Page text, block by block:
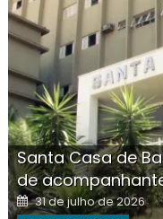
Santa Casa de
de
Posted
on
31 de julho de 2026